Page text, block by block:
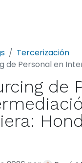
Tercerización
en Intermediación
de